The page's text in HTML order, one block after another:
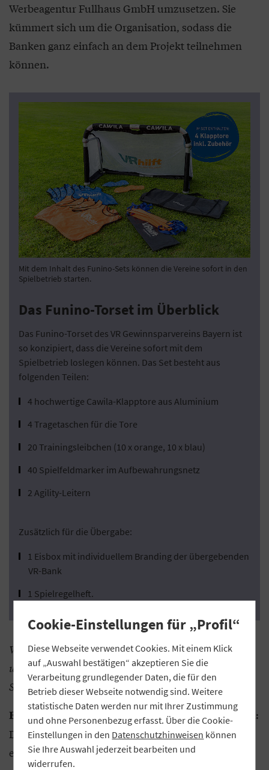
Werbeagentur Fullhaus GmbH umzusetzen. Sie
kümmert sich um die Organisation, sodass die
Banken ganz einfach an dem Projekt teilnehmen
können.
Mit dem Inhalt des Funino-Sets können die Vereine sofort in den
Spielbetrieb starten.
Das Funino-Torset im Überblick
Das Funino-Torset des VR Gewinnsparvereins Bayern ist
so konzipiert, dass die Vereine sofort mit dem
Spielbetrieb loslegen können. Das Set besteht aus
folgenden Teilen:
4 hochwertige Cawila-Klapptore aus Aluminium
4 Tragetaschen für die Tore
20 Trainingsleibchen (10 x orange, 10 x blau)
40 Spielfeldmarker im Aufbewahrungsnetz
2 Agility-Leitern
Zusätzlich für die Übergabe:
1 Eisbox mit individuellem Branding der übergebenden
VR-Bank
1 Spielregelheft.
Was müssen Volksbanken und Raiffeisenbanken
unternehmen, wenn sie Funino-Torsets an die
Sportvereine verteilen möchten?
Eichenseer:Als erstes heißt es Reinerträge blocken:
Der offizielle Startschuss für das Funino-Projekt
erfolgt mit dem Bestellstart im Oktober.
Cookie-Einstellungen für „Profil“
Diese Webseite verwendet Cookies. Mit einem Klick
auf „Auswahl bestätigen“ akzeptieren Sie die
Verarbeitung grundlegender Daten, die für den
Betrieb dieser Webseite notwendig sind. Weitere
statistische Daten werden nur mit Ihrer Zustimmung
und ohne Personenbezug erfasst. Über die Cookie-
Einstellungen in den Datenschutzhinweisen können
Sie Ihre Auswahl jederzeit bearbeiten und
widerrufen.